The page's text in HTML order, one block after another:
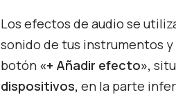
Los efectos de audio se
sonido de tus instrumentos y
botón «+ Añadir efecto»,
dispositivos, en la parte